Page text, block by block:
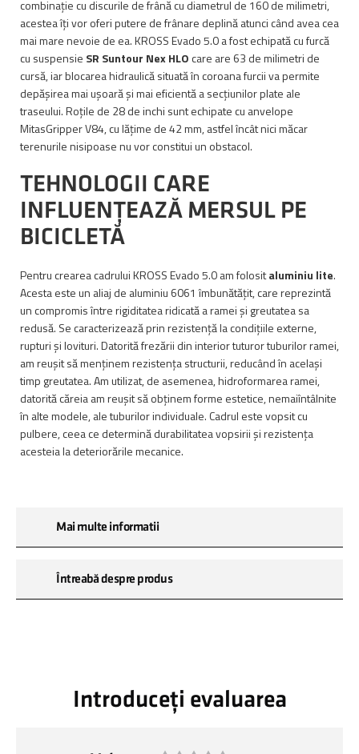
combinație cu discurile de frână cu diametrul de 160 de milimetri,
acestea îți vor oferi putere de frânare deplină atunci când avea cea
mai mare nevoie de ea. KROSS Evado 5.0 a fost echipată cu furcă
cu suspensie SR Suntour Nex HLOcare are 63 de milimetri de
cursă, iar blocarea hidraulică situată în coroana furcii va permite
depășirea mai ușoară și mai eficientă a secțiunilor plate ale
traseului. Roțile de 28 de inchi sunt echipate cu anvelope
MitasGripper V84, cu lățime de 42 mm, astfel încât nici măcar
terenurile nisipoase nu vor constitui un obstacol.
TEHNOLOGII CARE
INFLUENȚEAZĂ MERSUL PE
BICICLETĂ
Pentru crearea cadrului KROSS Evado 5.0 am folositaluminiu lite.
Acesta este un aliaj de aluminiu 6061 îmbunătățit, care reprezintă
un compromis între rigiditatea ridicată a ramei și greutatea sa
redusă. Se caracterizează prin rezistență la condițiile externe,
rupturi și lovituri. Datorită frezării din interior tuturor tuburilor ramei,
am reușit să menținem rezistența structurii, reducând în același
timp greutatea. Am utilizat, de asemenea, hidroformarea ramei,
datorită căreia am reușit să obținem forme estetice, nemaiîntâlnite
în alte modele, ale tuburilor individuale. Cadrul este vopsit cu
pulbere, ceea ce determină durabilitatea vopsirii și rezistența
acesteia la deteriorările mecanice.
Mai multe informatii
Întreabă despre produs
Introduceți evaluarea